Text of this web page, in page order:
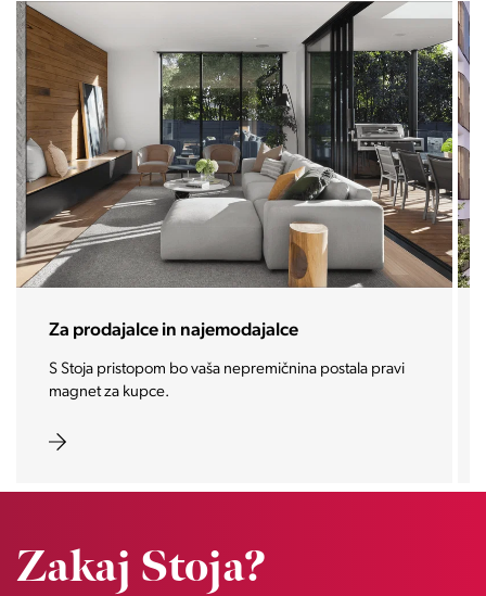
Za prodajalce in najemodajalce
S Stoja pristopom bo vaša nepremičnina postala pravi
magnet za kupce.
Zakaj Stoja?